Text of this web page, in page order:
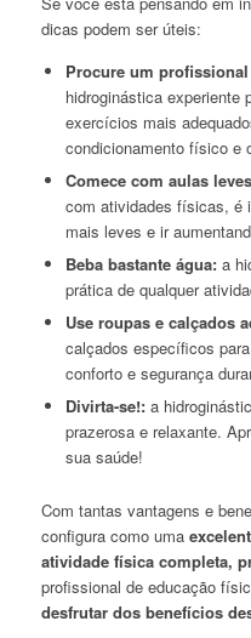
dicas podem ser úteis:
Procure um
hidroginástica experiente
exercícios mais
condicionamento físico e
Comece com aulas
com atividades físicas, é
mais leves e ir
Beba bastante água:a
prática de qualquer
Use roupas e calçados
calçados específicos
conforto e segurança
Divirta-se!:a
prazerosa e relaxante.
sua saúde!
Com tantas vantagens e
configura como uma
atividade física completa,
profissional de educação
desfrutar dos benefícios